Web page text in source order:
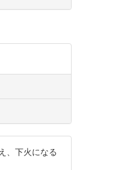
、下火になる